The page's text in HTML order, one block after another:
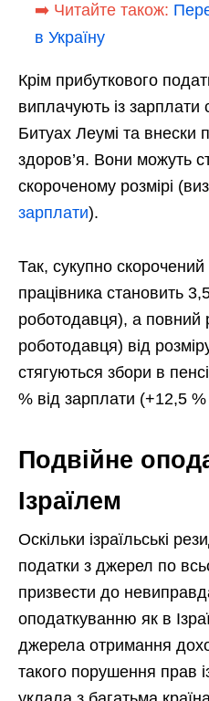
➡️ Читайте також:
в Україну
Крім прибуткового
виплачують із зарплати
Битуах Леумі та внески
здоров’я. Вони можуть
скороченому розмірі
зарплати).
Так, сукупно скорочений
працівника становить
роботодавця), а повний
роботодавця) від
стягуються збори в
% від зарплати (+12,5
Подвійне
Ізраїлем
Оскільки ізраїльські
податки з джерел по
призвести до
оподаткуванню як в
джерела отримання
такого порушення прав